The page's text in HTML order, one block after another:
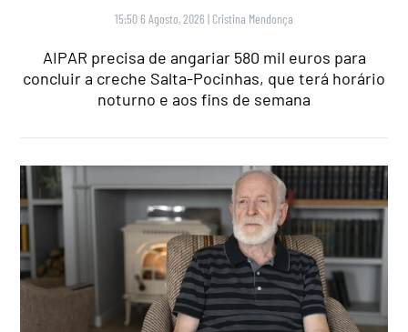
15:50 6 Agosto, 2026 | Cristina Mendonça
AIPAR precisa de angariar 580 mil euros para
concluir a creche Salta-Pocinhas, que terá horário
noturno e aos fins de semana